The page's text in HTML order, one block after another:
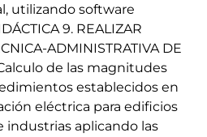
utilizando software
9. REALIZAR
ADMINISTRATIVA DE
de las magnitudes
establecidos en
eléctrica para edificios
industrias aplicando las